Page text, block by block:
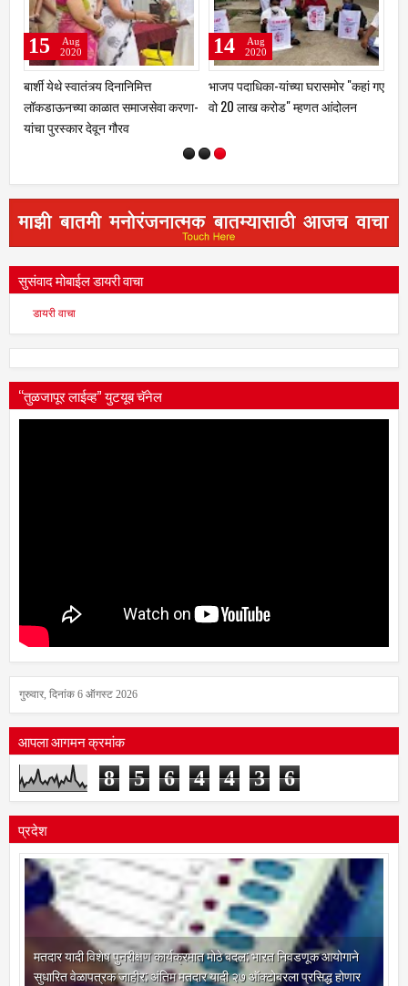
बार्शी येथे स्वातंत्र्य दिनानिमित्त
लॉकडाऊनच्या काळात समाजसेवा करणा-
यांचा पुरस्कार देवून गौरव
15
Aug
2020
भाजप पदाधिका-यांच्या घरासमोर "कहां गए
वो 20 लाख करोड" म्हणत आंदोलन
14
Aug
2020
सुसंवाद मोबाईल डायरी वाचा
डायरी वाचा
“तुळजापूर लाईव्ह” युटयूब चॅनेल
गुरुवार, दिनांक 6 ऑगस्ट 2026
आपला आगमन क्रमांक
8 5 6 4 4 3 6
प्रदेश
मतदार यादी विशेष पुनरीक्षण कार्यक्रमात मोठे बदल; भारत निवडणूक आयोगाने
सुधारित वेळापत्रक जाहीर; अंतिम मतदार यादी २७ ऑक्टोबरला प्रसिद्ध होणार